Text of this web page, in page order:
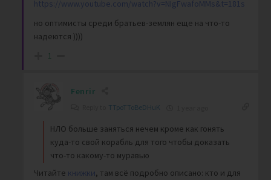
https://www.youtube.com/watch?v=NIgFwafoMMs&t=181s
но оптимисты среди братьев-землян еще на что-то
надеются ))))
1
Fenrir
TTpoTToBeDHuK
НЛО больше заняться нечем кроме как гонять
куда-то свой корабль для того чтобы доказать
что-то какому-то муравью
Читайте книжки, там всё подробно описано: кто и для